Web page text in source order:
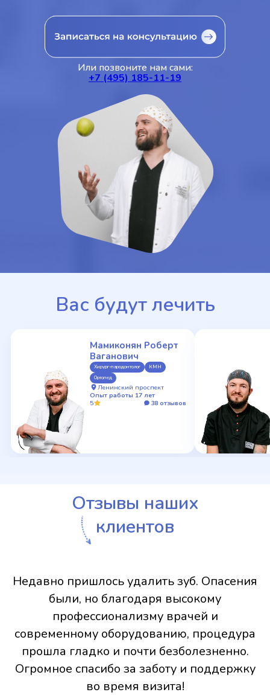
Или позвоните нам сами:
+7 (495) 185-11-19
Вас будут лечить
Мамиконян Роберт
Ваганович
Хирург-пародонтолог
КМН
Ортопед
Ленинский проспект
Опыт работы 17 лет
5
38 отзывов
Отзывы наших
клиентов
Недавно пришлось удалить зуб. Опасения
были, но благодаря высокому
профессионализму врачей и
современному оборудованию, процедура
прошла гладко и почти безболезненно.
Огромное спасибо за заботу и поддержку
во время визита!